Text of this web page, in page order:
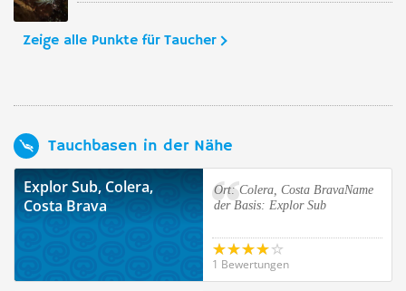
Zeige alle Punkte für Taucher
Tauchbasen in der Nähe
Explor Sub, Colera,
Costa Brava
Ort: Colera, Costa BravaName
der Basis: Explor Sub
1 Bewertungen